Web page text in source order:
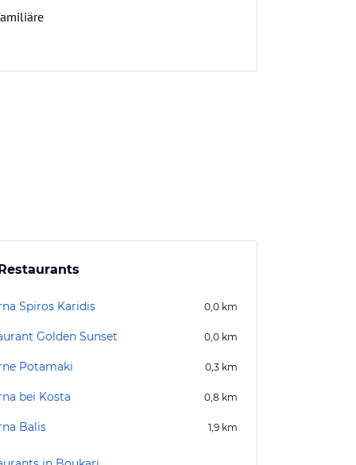
Spiros Karidis 0,0 km
Golden Sunset 0,0 km
Potamaki 0,3 km
bei Kosta 0,8 km
Balis 1,9 km